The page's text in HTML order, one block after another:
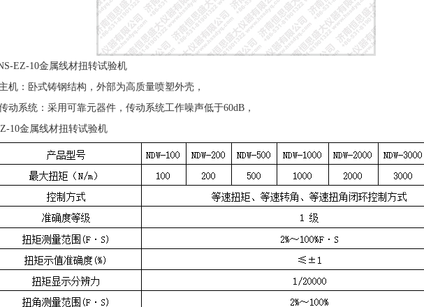
EZ-10金属线材扭转试验机
机：卧式铸钢结构，外部为高质量喷塑外壳，
动系统：采用可靠元器件，传动系统工作噪声低于60dB，
10金属线材扭转试验机